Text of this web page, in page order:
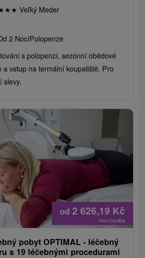
★★ Veľký Meder
2 NocíPolopenze
s polopenzí, sezónní obědové
a vstup na termální koupaliště. Pro
slevy.
od 2 626,19 Kč
/noc/osoba
pobyt OPTIMAL - léčebný
s 19 léčebnými procedurami